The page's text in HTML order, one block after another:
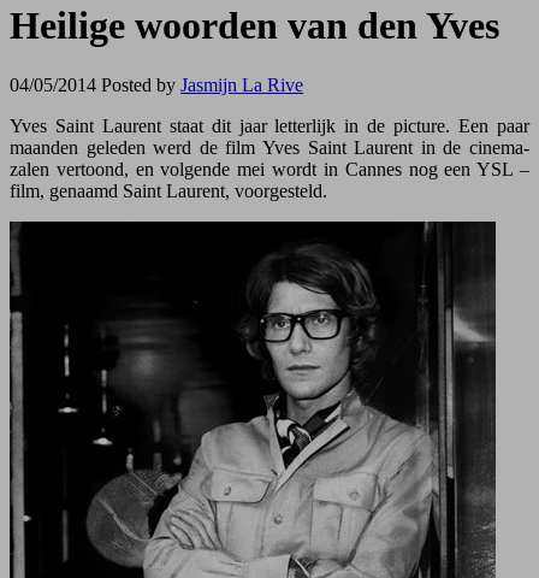
Heilige woorden van den Yves
04/05/2014 Posted by Jasmijn La Rive
Yves Saint Laurent staat dit jaar letterlijk in de picture. Een paar
maanden geleden werd de film Yves Saint Laurent in de cinema-
zalen vertoond, en volgende mei wordt in Cannes nog een YSL –
film, genaamd Saint Laurent, voorgesteld.